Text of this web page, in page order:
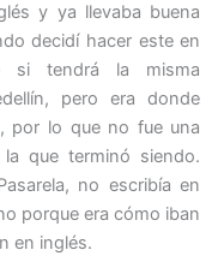
y ya llevaba buena
decidí hacer este en
si tendrá la misma
pero era donde
por lo que no fue una
que terminó siendo.
no escribía en
porque era cómo iban
en inglés.